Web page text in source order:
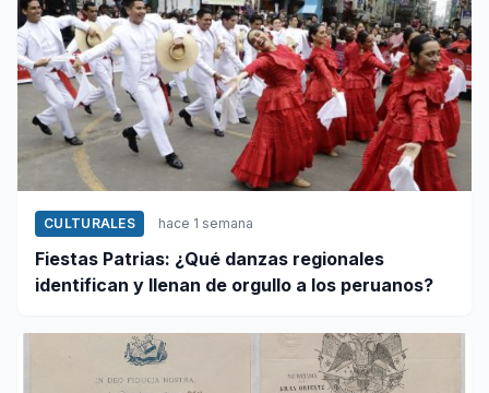
CULTURALES hace 1 semana
Fiestas Patrias: ¿Qué danzas regionales
identifican y llenan de orgullo a los peruanos?